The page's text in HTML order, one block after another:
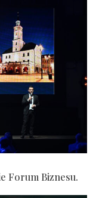
Forum Biznesu.